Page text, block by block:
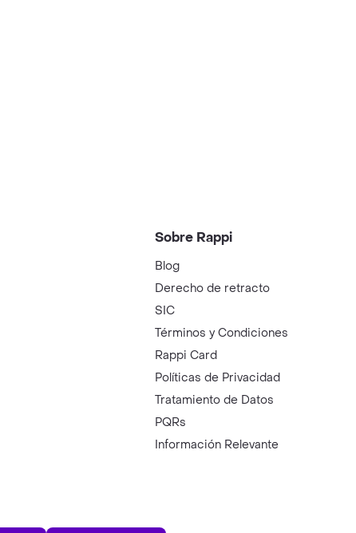
Sobre Rappi
Blog
Derecho de retracto
SIC
Términos y Condiciones
Rappi Card
Políticas de Privacidad
Tratamiento de Datos
PQRs
Información Relevante